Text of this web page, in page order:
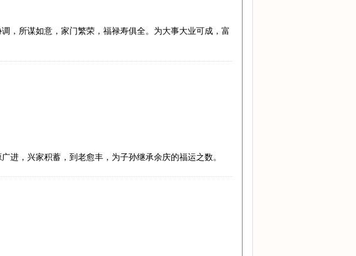
，所谋如意，家门繁荣，福禄寿俱全。为大事大业可成，富
进，兴家积蓄，到老愈丰，为子孙继承余庆的福运之数。